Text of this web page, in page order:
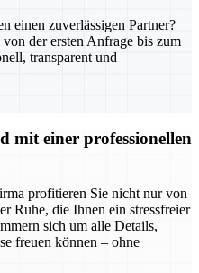
einen zuverlässigen Partner?
der ersten Anfrage bis zum
transparent und
mit einer professionellen
profitieren Sie nicht nur von
Ruhe, die Ihnen ein stressfreier
sich um alle Details,
freuen können – ohne